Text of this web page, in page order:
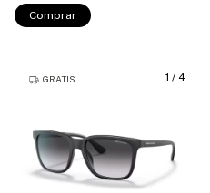
Comprar
1 / 4
GRATIS